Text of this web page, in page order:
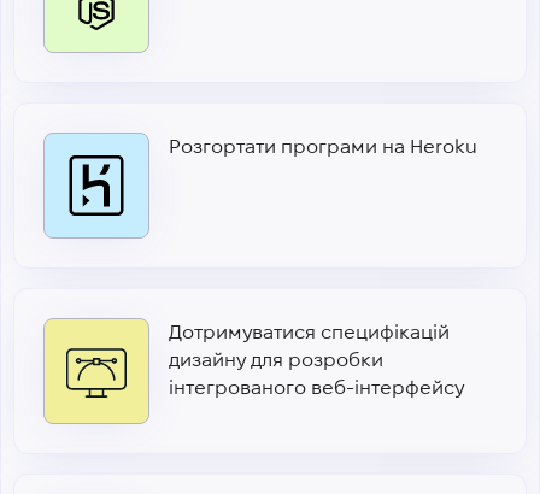
Розгортати програми на Heroku
Дотримуватися специфікацій
дизайну для розробки
інтегрованого веб-інтерфейсу